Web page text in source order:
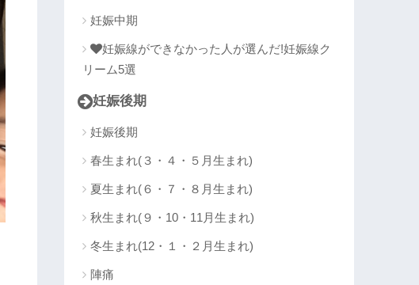
妊娠中期
妊娠線ができなかった人が選んだ!妊娠線ク
リーム5選
妊娠後期
妊娠後期
春生まれ(３・４・５月生まれ)
夏生まれ(６・７・８月生まれ)
秋生まれ(９・10・11月生まれ)
冬生まれ(12・１・２月生まれ)
陣痛